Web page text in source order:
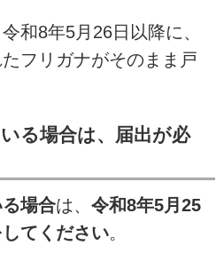
和8年5月26日以降に、
フリガナがそのまま戸
る場合は、届出が必
場合は、 令和8年5月25
てください。